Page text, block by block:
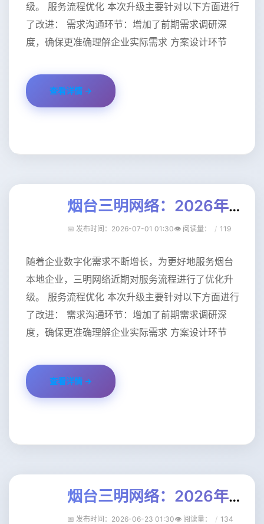
级。 服务流程优化 本次升级主要针对以下方面进行
了改进： 需求沟通环节：增加了前期需求调研深
度，确保更准确理解企业实际需求 方案设计环节
查看详情 →
烟台三明网络：2026年数字化转型服务升级公告【实践篇】
📅 发布时间：2026-07-01 01:30👁️ 阅读量： 119
随着企业数字化需求不断增长，为更好地服务烟台
本地企业，三明网络近期对服务流程进行了优化升
级。 服务流程优化 本次升级主要针对以下方面进行
了改进： 需求沟通环节：增加了前期需求调研深
度，确保更准确理解企业实际需求 方案设计环节
查看详情 →
烟台三明网络：2026年数字化转型服务升级公告（一）
📅 发布时间：2026-06-23 01:30👁️ 阅读量： 134